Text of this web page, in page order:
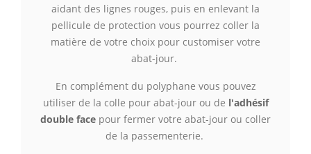
aidant des lignes rouges, puis en enlevant la
pellicule de protection vous pourrez coller la
matière de votre choix pour customiser votre
abat-jour.
En complément du polyphane vous pouvez
utiliser de la colle pour abat-jour ou de l'adhésif
double face pour fermer votre abat-jour ou coller
de la passementerie.